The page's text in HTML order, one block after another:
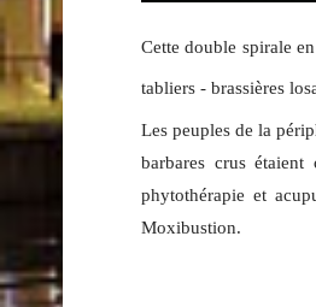
Cette double spirale
tabliers - brassières
Les peuples de la
barbares crus
phytothérapie et
Moxibustion.